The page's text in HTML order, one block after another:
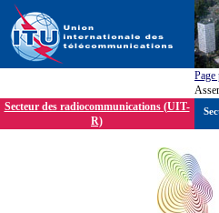
Page
Secteur des radiocommunications (UIT-
R)